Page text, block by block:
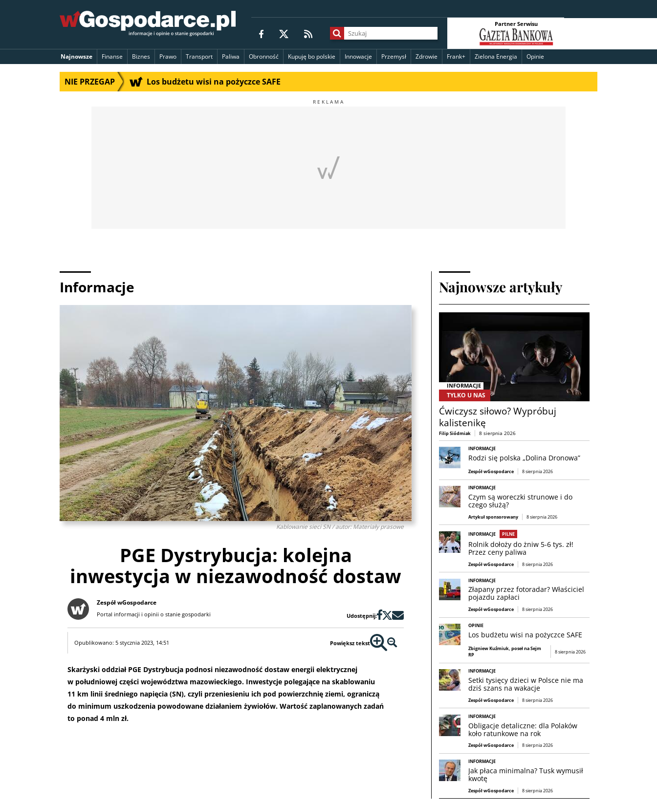
Partner Serwisu
Najnowsze Finanse Biznes Prawo Transport Paliwa Obronność Kupuję bo polskie Innowacje Przemysł Zdrowie Frank+ Zielona Energia Opinie
NIE PRZEGAP Los budżetu wisi na pożyczce SAFE
Informacje
Kablowanie sieci SN / autor: Materiały prasowe
PGE Dystrybucja: kolejna
inwestycja w niezawodność dostaw
Zespół wGospodarce
Portal informacji i opinii o stanie gospodarki Udostępnij:
Opublikowano: 5 stycznia 2023, 14:51 Powiększ tekst
Skarżyski oddział PGE Dystrybucja podnosi niezawodność dostaw energii elektrycznej
w południowej części województwa mazowieckiego. Inwestycje polegające na skablowaniu
11 km linii średniego napięcia (SN), czyli przeniesieniu ich pod powierzchnię ziemi, ograniczą
do minimum uszkodzenia powodowane działaniem żywiołów. Wartość zaplanowanych zadań
to ponad 4 mln zł.
Najnowsze artykuły
INFORMACJE
TYLKO U NAS
Ćwiczysz siłowo? Wypróbuj
kalistenikę
Filip Siódmiak 8 sierpnia 2026
INFORMACJE
Rodzi się polska „Dolina Dronowa”
Zespół wGospodarce 8 sierpnia 2026
INFORMACJE
Czym są woreczki strunowe i do
czego służą?
Artykuł sponsorowany 8 sierpnia 2026
INFORMACJE PILNE
Rolnik dołoży do żniw 5-6 tys. zł!
Przez ceny paliwa
Zespół wGospodarce 8 sierpnia 2026
INFORMACJE
Złapany przez fotoradar? Właściciel
pojazdu zapłaci
Zespół wGospodarce 8 sierpnia 2026
OPINIE
Los budżetu wisi na pożyczce SAFE
Zbigniew Kuźmiuk, poseł na Sejm
RP
8 sierpnia 2026
INFORMACJE
Setki tysięcy dzieci w Polsce nie ma
dziś szans na wakacje
Zespół wGospodarce 8 sierpnia 2026
INFORMACJE
Obligacje detaliczne: dla Polaków
koło ratunkowe na rok
Zespół wGospodarce 8 sierpnia 2026
INFORMACJE
Jak płaca minimalna? Tusk wymusił
kwotę
Zespół wGospodarce 8 sierpnia 2026